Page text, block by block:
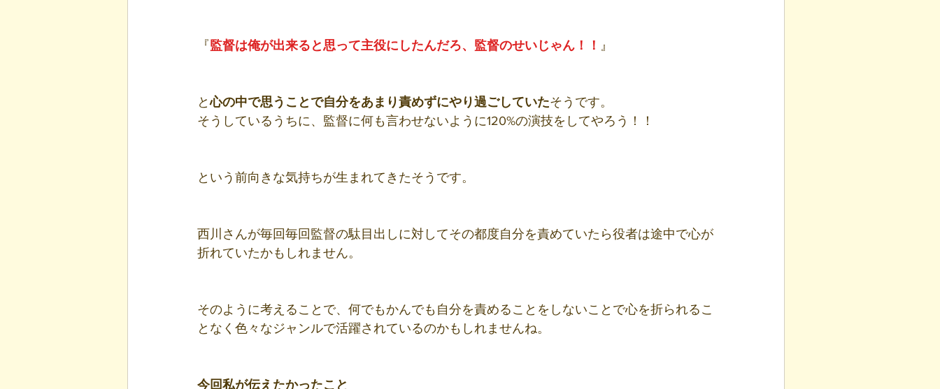
『監督は俺が出来ると思って主役にしたんだろ、監督のせいじゃん！！ 』
と心の中で思うことで自分をあまり責めずにやり過ごしていたそうです。
そうしているうちに、監督に何も言わせないように120%の演技をしてやろう！！
という前向きな気持ちが生まれてきたそうです。
西川さんが毎回毎回監督の駄目出しに対してその都度自分を責めていたら役者は途中で心が
折れていたかもしれません。
そのように考えることで、何でもかんでも自分を責めることをしないことで心を折られるこ
となく色々なジャンルで活躍されているのかもしれませんね。
今回私が伝えたかったこと